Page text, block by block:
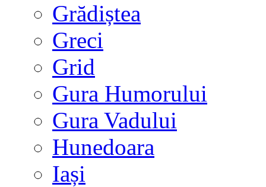
Grădiștea
Greci
Grid
Gura Humorului
Gura Vadului
Hunedoara
Iași